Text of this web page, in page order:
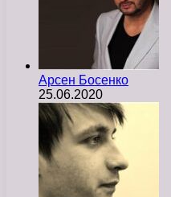
Арсен Босенко
25.06.2020